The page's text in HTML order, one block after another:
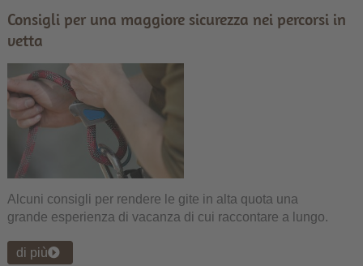
Consigli per una maggiore sicurezza nei percorsi in
vetta
Alcuni consigli per rendere le gite in alta quota una
grande esperienza di vacanza di cui raccontare a lungo.
di più